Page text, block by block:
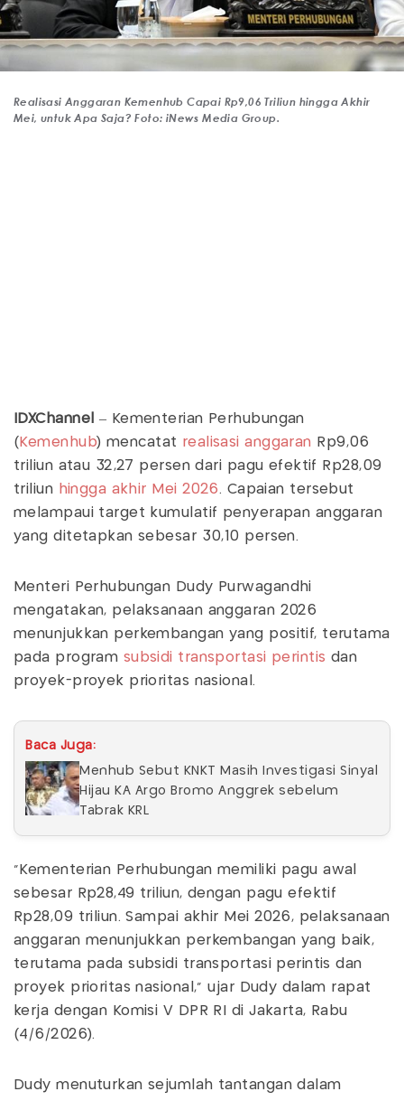
Realisasi Anggaran Kemenhub Capai Rp9,06 Triliun hingga Akhir
Mei, untuk Apa Saja? Foto: iNews Media Group.
IDXChannel
– Kementerian Perhubungan
( Kemenhub) mencatat realisasi anggaran
Rp9,06
triliun atau 32,27 persen dari pagu efektif Rp28,09
triliun hingga akhir Mei 2026. Capaian tersebut
melampaui target kumulatif penyerapan anggaran
yang ditetapkan sebesar 30,10 persen.
Menteri Perhubungan Dudy Purwagandhi
mengatakan, pelaksanaan anggaran 2026
menunjukkan perkembangan yang positif, terutama
pada program subsidi transportasi perintis dan
proyek-proyek prioritas nasional.
Baca Juga:
Menhub Sebut KNKT Masih Investigasi Sinyal
Hijau KA Argo Bromo Anggrek sebelum
Tabrak KRL
"Kementerian Perhubungan memiliki pagu awal
sebesar Rp28,49 triliun, dengan pagu efektif
Rp28,09 triliun. Sampai akhir Mei 2026, pelaksanaan
anggaran menunjukkan perkembangan yang baik,
terutama pada subsidi transportasi perintis dan
proyek prioritas nasional," ujar Dudy dalam rapat
kerja dengan Komisi V DPR RI di Jakarta, Rabu
(4/6/2026).
Dudy menuturkan sejumlah tantangan dalam